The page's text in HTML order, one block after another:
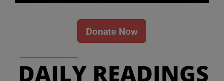
Donate Now